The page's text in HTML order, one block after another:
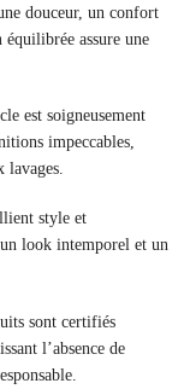
douceur, un confort
assure une
est soigneusement
impeccables,
lavages.
style et
look intemporel et un
sont certifiés
l’absence de